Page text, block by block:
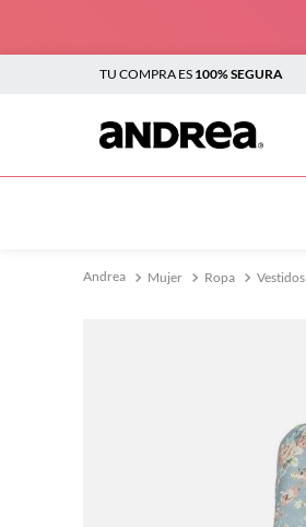
TU COMPRA ES 100% SEGURA
Mujer Ropa Vestidos
TÉRMINOS MÁS BUSCADOS
tenis mujer